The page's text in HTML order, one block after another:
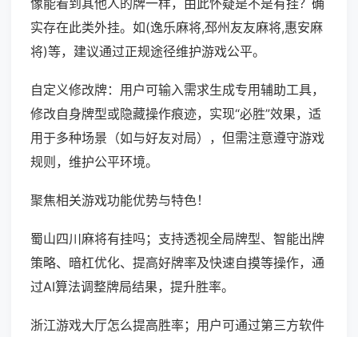
像能看到其他人的牌一样，由此怀疑是不是有挂？确
实存在此类外挂。如(逸乐麻将,邳州友友麻将,惠安麻
将)等，建议通过正规途径维护游戏公平。
自定义修改牌：用户可输入需求生成专用辅助工具，
修改自身牌型或隐藏操作痕迹，实现“必胜”效果，适
用于多种场景（如与好友对局），但需注意遵守游戏
规则，维护公平环境。
聚焦相关游戏功能优势与特色！
蜀山四川麻将有挂吗；支持透视全局牌型、智能出牌
策略、暗杠优化、提高好牌率及快速自摸等操作，通
过AI算法调整牌局结果，提升胜率。
浙江游戏大厅怎么提高胜率；用户可通过第三方软件